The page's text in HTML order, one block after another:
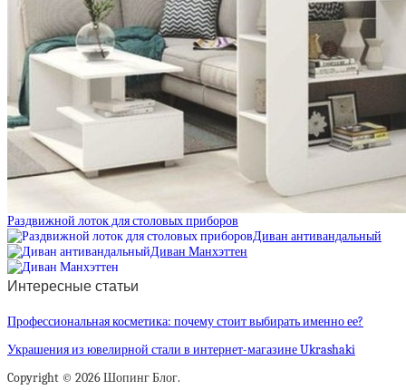
Раздвижной лоток для столовых приборов
Диван антивандальный
Диван Манхэттен
Интересные статьи
Профессиональная косметика: почему стоит выбирать именно ее?
Украшения из ювелирной стали в интернет-магазине Ukrashaki
Copyright © 2026 Шопинг Блог.